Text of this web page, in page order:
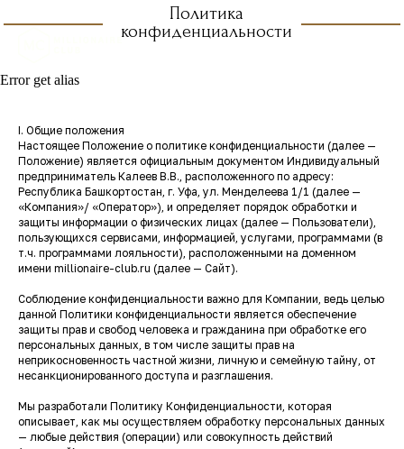
Политика
конфиденциальности
Error get alias
I. Общие положения
Настоящее Положение о политике конфиденциальности (далее —
Положение) является официальным документом Индивидуальный
предприниматель Калеев В.В., расположенного по адресу:
Республика Башкортостан, г. Уфа, ул. Менделеева 1/1 (далее —
«Компания»/ «Оператор»), и определяет порядок обработки и
защиты информации о физических лицах (далее — Пользователи),
пользующихся сервисами, информацией, услугами, программами (в
т.ч. программами лояльности), расположенными на доменном
имени millionaire-club.ru (далее — Сайт).
Соблюдение конфиденциальности важно для Компании, ведь целью
данной Политики конфиденциальности является обеспечение
защиты прав и свобод человека и гражданина при обработке его
персональных данных, в том числе защиты прав на
неприкосновенность частной жизни, личную и семейную тайну, от
несанкционированного доступа и разглашения.
Мы разработали Политику Конфиденциальности, которая
описывает, как мы осуществляем обработку персональных данных
— любые действия (операции) или совокупность действий